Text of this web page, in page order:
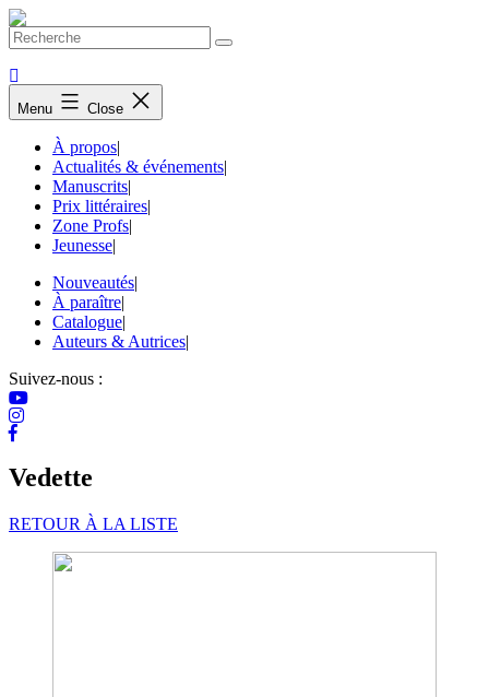
Skip
to
Menu Close
À propos|
Actualités & événements|
Manuscrits|
Prix littéraires|
Zone Profs|
Jeunesse|
Nouveautés|
À paraître|
Catalogue|
Auteurs & Autrices|
Suivez-nous :
Vedette
RETOUR À LA LISTE